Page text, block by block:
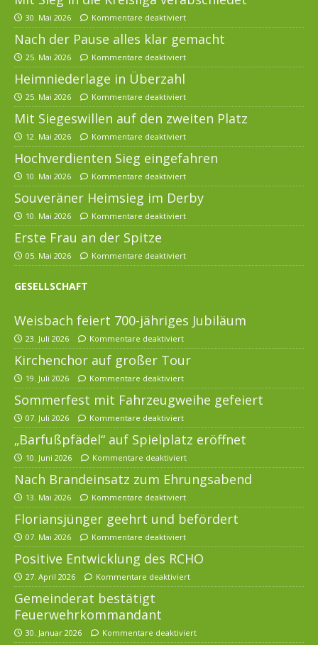
30. Mai 2026 Kommentare deaktiviert
Nach der Pause alles klar gemacht
25. Mai 2026 Kommentare deaktiviert
Heimniederlage in Überzahl
25. Mai 2026 Kommentare deaktiviert
Mit Siegeswillen auf den zweiten Platz
12. Mai 2026 Kommentare deaktiviert
Hochverdienten Sieg eingefahren
10. Mai 2026 Kommentare deaktiviert
Souveräner Heimsieg im Derby
10. Mai 2026 Kommentare deaktiviert
Erste Frau an der Spitze
05. Mai 2026 Kommentare deaktiviert
GESELLSCHAFT
Weisbach feiert 700-jähriges Jubiläum
23. Juli 2026 Kommentare deaktiviert
Kirchenchor auf großer Tour
19. Juli 2026 Kommentare deaktiviert
Sommerfest mit Fahrzeugweihe gefeiert
07. Juli 2026 Kommentare deaktiviert
„Barfußpfädel“ auf Spielplatz eröffnet
10. Juni 2026 Kommentare deaktiviert
Nach Brandeinsatz zum Ehrungsabend
13. Mai 2026 Kommentare deaktiviert
Floriansjünger geehrt und befördert
07. Mai 2026 Kommentare deaktiviert
Positive Entwicklung des RCHO
27. April 2026 Kommentare deaktiviert
Gemeinderat bestätigt
Feuerwehrkommandant
30. Januar 2026 Kommentare deaktiviert